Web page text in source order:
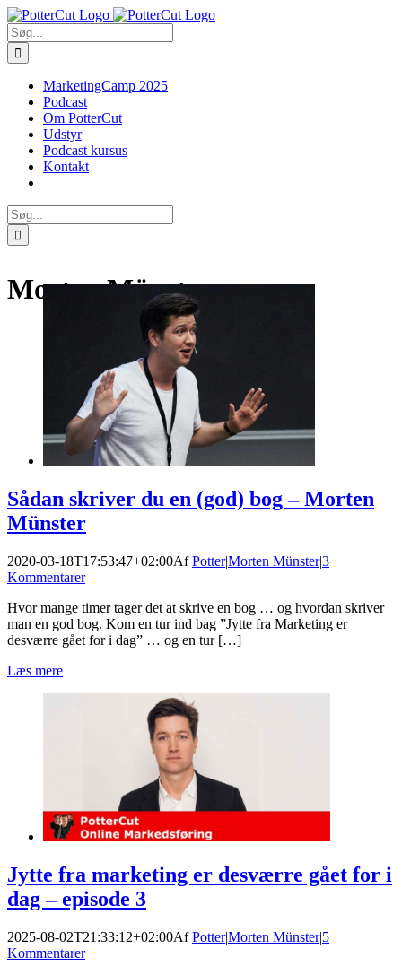
Skip
to
content
Facebook
Twitter
Søg
efter:
MarketingCamp 2025
Podcast
Om PotterCut
Udstyr
Podcast kursus
Kontakt
Søg
efter:
Morten Münster
Sådan skriver du en (god) bog – Morten
Münster
2020-03-18T17:53:47+02:00AfPotter|Morten Münster|3
Kommentarer
Hvor mange timer tager det at skrive en bog … og hvordan skriver
man en god bog. Kom en tur ind bag ”Jytte fra Marketing er
desværre gået for i dag” … og en tur […]
Læs mere
Jytte fra marketing er desværre gået for i
dag – episode 3
2025-08-02T21:33:12+02:00AfPotter|Morten Münster|5
Kommentarer